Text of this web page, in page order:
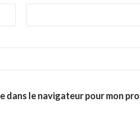
dans le navigateur pour mon